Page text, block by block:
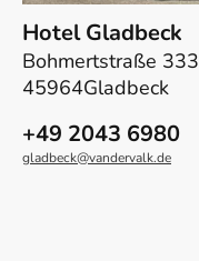
Hotel Gladbeck
Bohmertstraße 333
45964Gladbeck
+49 2043 6980
gladbeck@vandervalk.de